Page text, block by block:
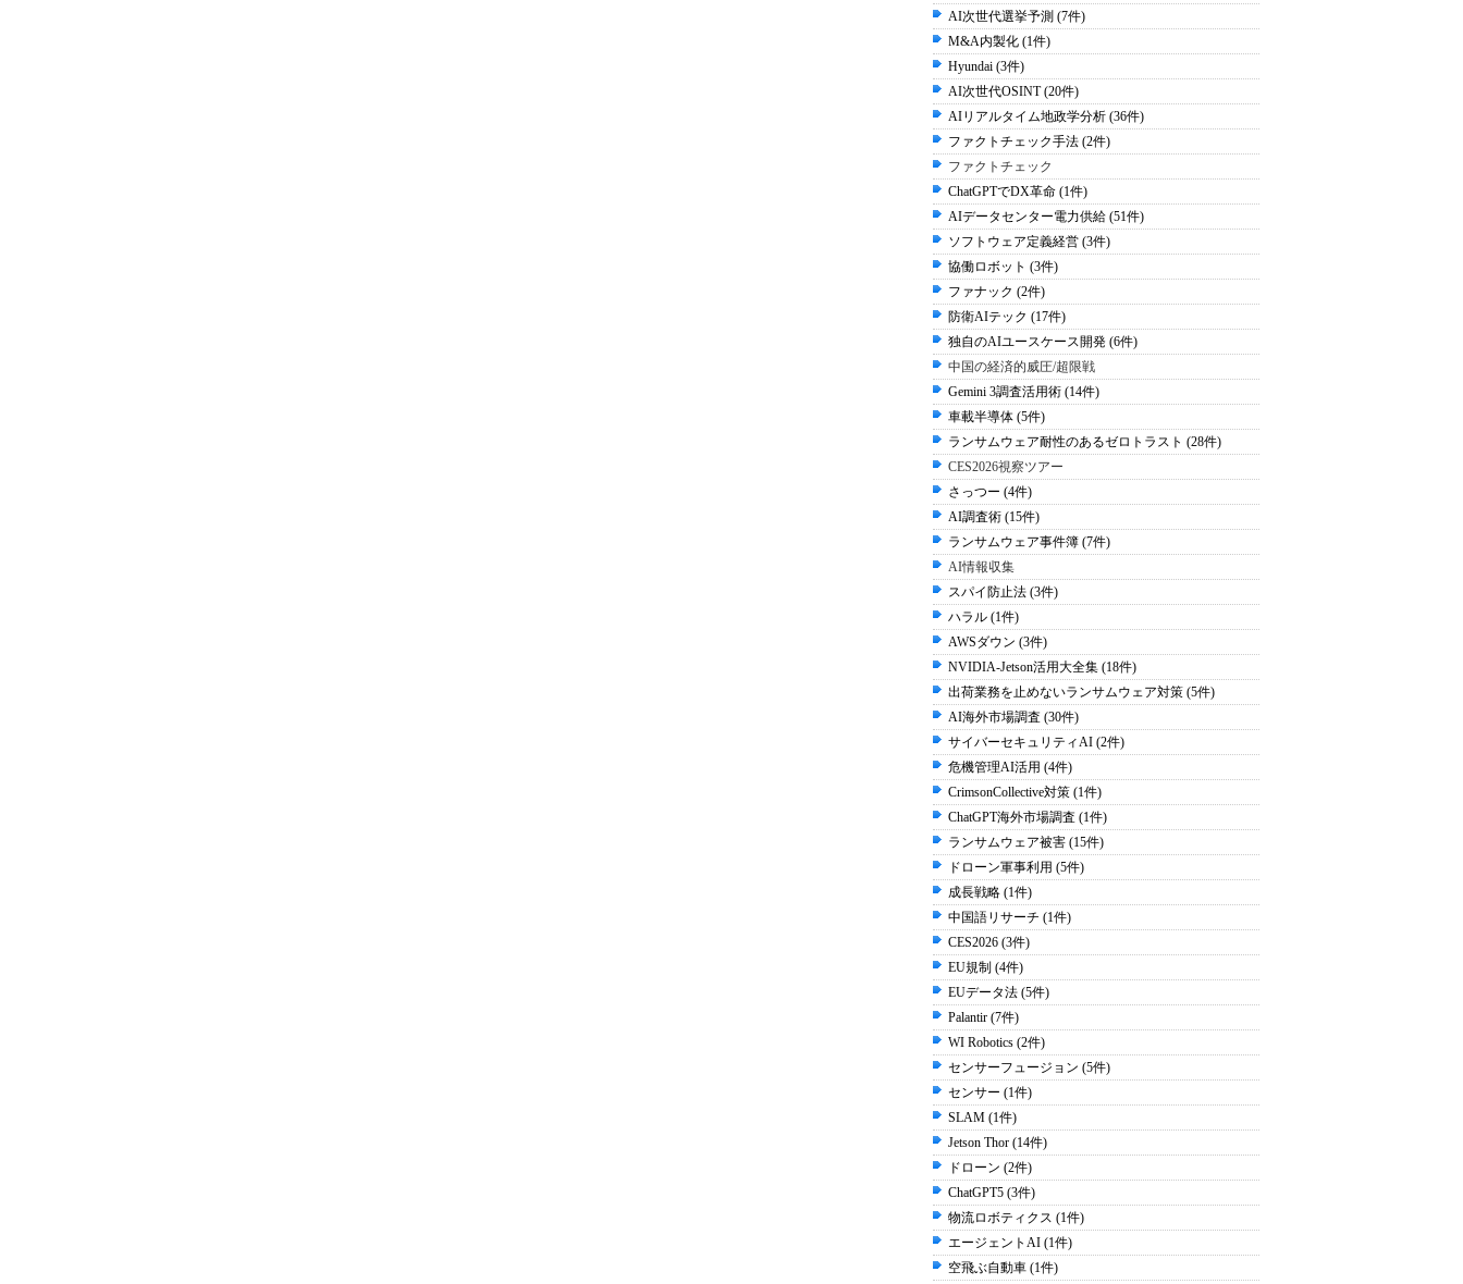
AI次世代選挙予測 (7件)
M&A内製化 (1件)
Hyundai (3件)
AI次世代OSINT (20件)
AIリアルタイム地政学分析 (36件)
ファクトチェック手法 (2件)
ファクトチェック
ChatGPTでDX革命 (1件)
AIデータセンター電力供給 (51件)
ソフトウェア定義経営 (3件)
協働ロボット (3件)
ファナック (2件)
防衛AIテック (17件)
独自のAIユースケース開発 (6件)
中国の経済的威圧/超限戦
Gemini 3調査活用術 (14件)
車載半導体 (5件)
ランサムウェア耐性のあるゼロトラスト (28件)
CES2026視察ツアー
さっつー (4件)
AI調査術 (15件)
ランサムウェア事件簿 (7件)
AI情報収集
スパイ防止法 (3件)
ハラル (1件)
AWSダウン (3件)
NVIDIA-Jetson活用大全集 (18件)
出荷業務を止めないランサムウェア対策 (5件)
AI海外市場調査 (30件)
サイバーセキュリティAI (2件)
危機管理AI活用 (4件)
CrimsonCollective対策 (1件)
ChatGPT海外市場調査 (1件)
ランサムウェア被害 (15件)
ドローン軍事利用 (5件)
成長戦略 (1件)
中国語リサーチ (1件)
CES2026 (3件)
EU規制 (4件)
EUデータ法 (5件)
Palantir (7件)
WI Robotics (2件)
センサーフュージョン (5件)
センサー (1件)
SLAM (1件)
Jetson Thor (14件)
ドローン (2件)
ChatGPT5 (3件)
物流ロボティクス (1件)
エージェントAI (1件)
空飛ぶ自動車 (1件)